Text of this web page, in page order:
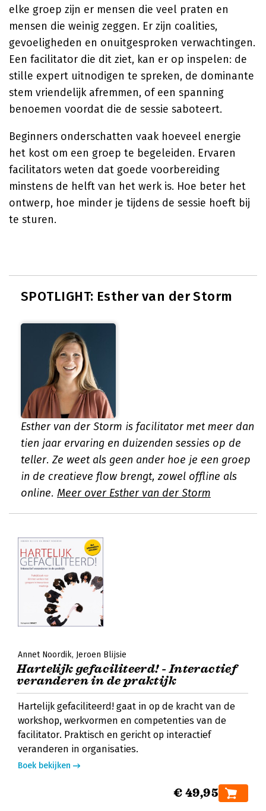
elke groep zijn er mensen die veel praten en
mensen die weinig zeggen. Er zijn coalities,
gevoeligheden en onuitgesproken verwachtingen.
Een facilitator die dit ziet, kan er op inspelen: de
stille expert uitnodigen te spreken, de dominante
stem vriendelijk afremmen, of een spanning
benoemen voordat die de sessie saboteert.
Beginners onderschatten vaak hoeveel energie
het kost om een groep te begeleiden. Ervaren
facilitators weten dat goede voorbereiding
minstens de helft van het werk is. Hoe beter het
ontwerp, hoe minder je tijdens de sessie hoeft bij
te sturen.
SPOTLIGHT: Esther van der Storm
Esther van der Storm is facilitator met meer dan
tien jaar ervaring en duizenden sessies op de
teller. Ze weet als geen ander hoe je een groep
in de creatieve flow brengt, zowel offline als
online. Meer over Esther van der Storm
Annet Noordik Jeroen Blijsie
Hartelijk gefaciliteerd! - Interactief
veranderen in de praktijk
Hartelijk gefaciliteerd! gaat in op de kracht van de
workshop, werkvormen en competenties van de
facilitator. Praktisch en gericht op interactief
veranderen in organisaties.
Boek bekijken
€ 49,95